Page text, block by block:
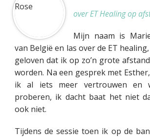
over ET Healing op
Mijn naam is
van België en las over de ET
geloven dat ik op zo’n grote
worden. Na een gesprek met
ik al iets meer vertrouwen en
proberen, ik dacht baat het niet
ook niet.
Tijdens de sessie toen ik op de